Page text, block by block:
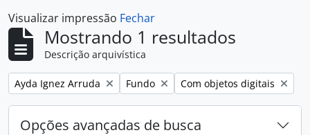
Visualizar impressão Fechar
Mostrando 1 resultados
Descrição arquivística
Remover filtro:
Ayda Ignez Arruda Remover filtro:
Fundo Remover filtro:
Com objetos digitais
Opções avançadas de busca